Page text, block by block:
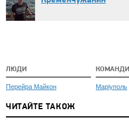
ЛЮДИ
Перейра Майкон
КОМАНДИ
Маріуполь
ЧИТАЙТЕ ТАКОЖ